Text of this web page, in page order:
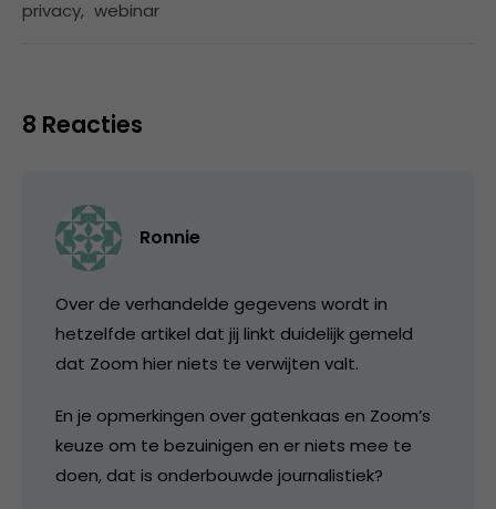
privacy, webinar
8 Reacties
Ronnie
Over de verhandelde gegevens wordt in
hetzelfde artikel dat jij linkt duidelijk gemeld
dat Zoom hier niets te verwijten valt.
En je opmerkingen over gatenkaas en Zoom’s
keuze om te bezuinigen en er niets mee te
doen, dat is onderbouwde journalistiek?